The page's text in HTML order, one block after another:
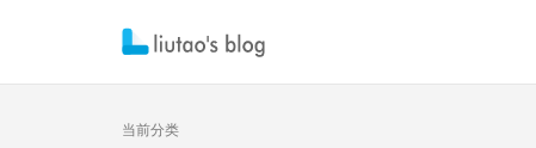
当前分类